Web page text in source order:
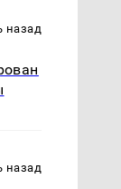
назад
назад